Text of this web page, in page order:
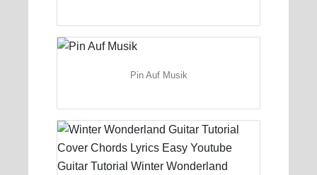
Pin Auf Musik